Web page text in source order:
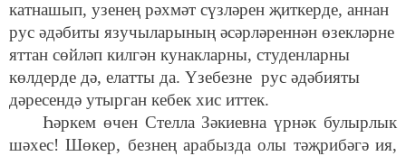
катнашып, узенең рәхмәт сүзләрен җиткерде, аннан
рус әдәбиты язучыларының әсәрләреннән өзекләрне
яттан сөйләп килгән кунакларны, студенларны
көлдерде дә, елатты да. Үзебезне рус әдәбияты
дәресендә утырган кебек хис иттек.
Һәркем өчен Стелла Зәкиевна үрнәк булырлык
шәхес! Шөкер, безнең арабызда олы тәҗрибәгә ия,